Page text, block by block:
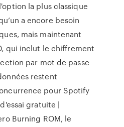
la plus classique
a encore besoin
mais maintenant
qui inclut le chiffrement
par mot de passe
restent
pour Spotify
gratuite |
Burning ROM, le